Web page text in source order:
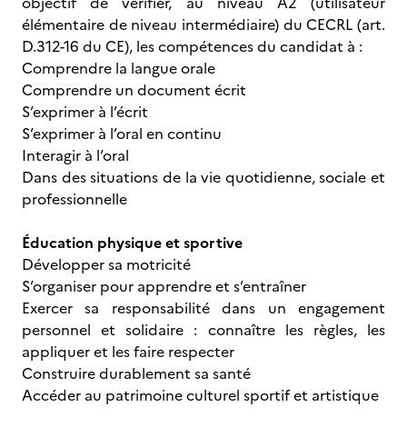
élémentaire de niveau intermédiaire) du CECRL (art.
D.312-16 du CE), les compétences du candidat à :
Comprendre la langue orale
Comprendre un document écrit
S’exprimer à l’écrit
S’exprimer à l’oral en continu
Interagir à l’oral
Dans des situations de la vie quotidienne, sociale et
professionnelle
Éducation physique et sportive
Développer sa motricité
S’organiser pour apprendre et s’entraîner
Exercer sa responsabilité dans un engagement
personnel et solidaire : connaître les règles, les
appliquer et les faire respecter
Construire durablement sa santé
Accéder au patrimoine culturel sportif et artistique